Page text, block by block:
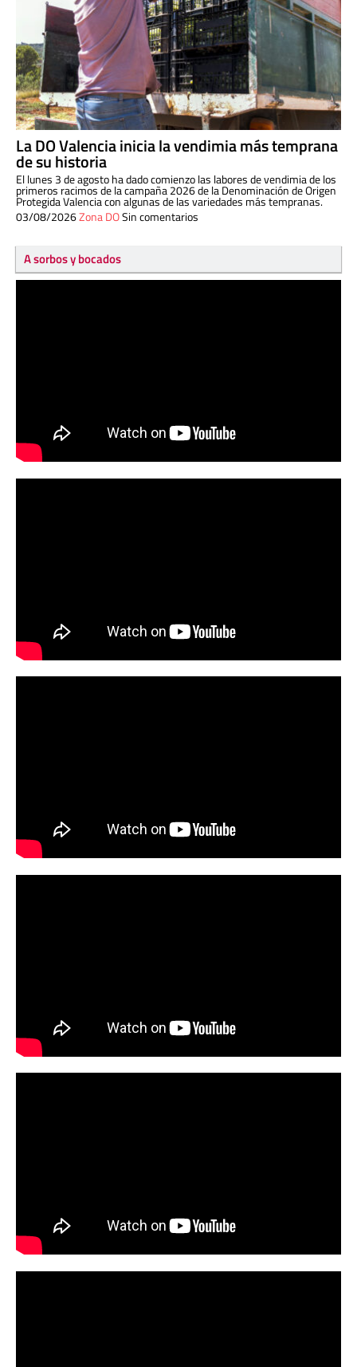
La DO Valencia inicia la vendimia más temprana
de su historia
El lunes 3 de agosto ha dado comienzo las labores de vendimia de los
primeros racimos de la campaña 2026 de la Denominación de Origen
Protegida Valencia con algunas de las variedades más tempranas.
03/08/2026Zona DOSin comentarios
A sorbos y bocados